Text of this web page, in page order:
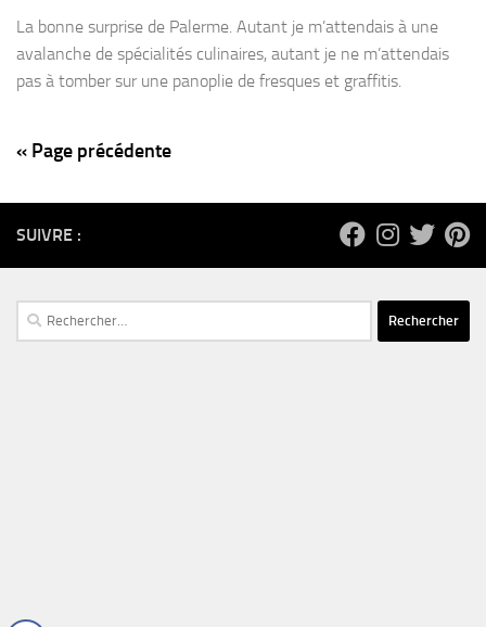
La bonne surprise de Palerme. Autant je m’attendais à une
avalanche de spécialités culinaires, autant je ne m’attendais
pas à tomber sur une panoplie de fresques et graffitis.
« Page précédente
SUIVRE :
Rechercher :